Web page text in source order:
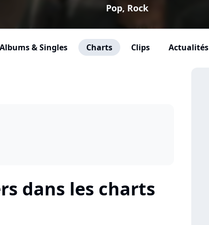
Pop, Rock
Albums & Singles Charts Clips Actualités
dans les charts